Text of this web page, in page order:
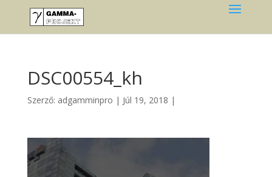
DSC00554_kh
Szerző: adgamminpro | Júl 19, 2018 |